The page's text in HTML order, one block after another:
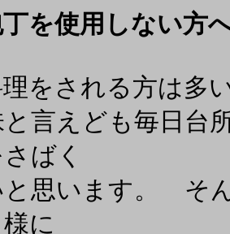
を使用しない方
をされる方は多
言えども毎日台
ばく
と思います。 そ
に